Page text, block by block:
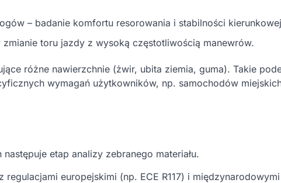
– badanie komfortu resorowania i stabilności
toru jazdy z wysoką częstotliwością manewrów.
różne nawierzchnie (żwir, ubita ziemia, guma). Takie
wymagań użytkowników, np. samochodów
etap analizy zebranego materiału.
europejskimi (np. ECE R117) i międzynarodowymi